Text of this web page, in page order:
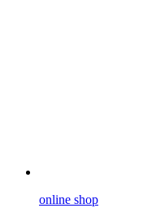
online shop